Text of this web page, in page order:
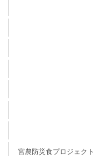
宮農防災食プロジェク